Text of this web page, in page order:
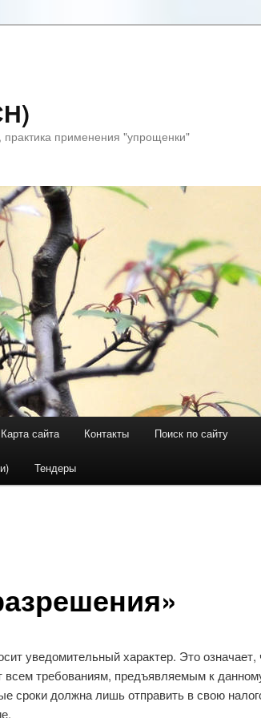
применения "упрощенки"
Карта сайта Контакты Поиск по сайту
Тендеры
уведомительный характер. Это означает,
всем требованиям, предъявляемым к
сроки должна лишь отправить в свою